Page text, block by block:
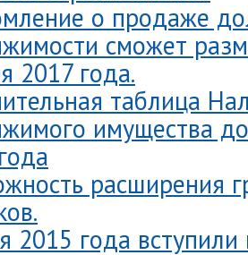
о продаже
сможет
2017 года.
таблица
имущества
расширения
2015 года вступили